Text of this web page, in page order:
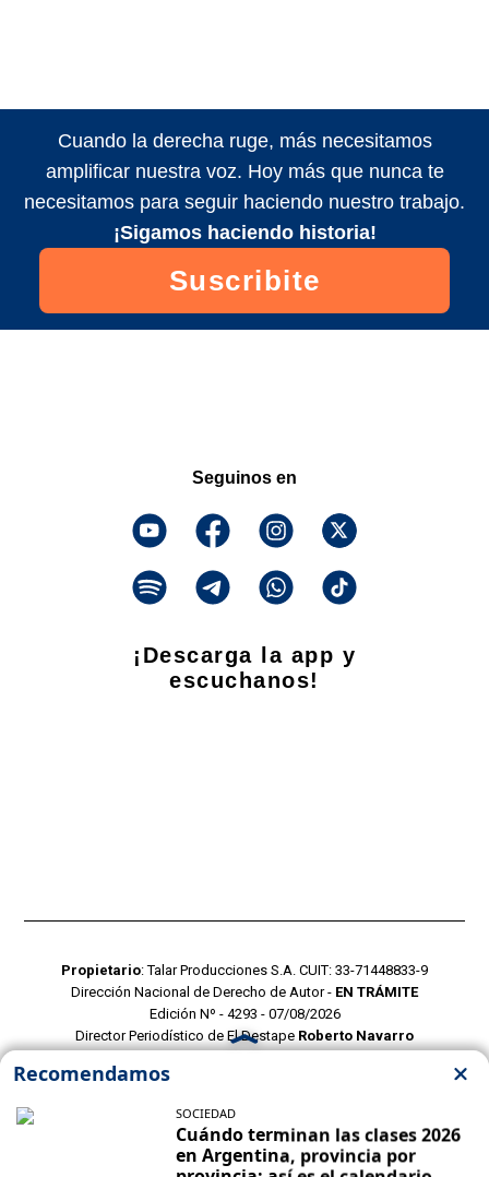
Cuando la derecha ruge, más necesitamos
amplificar nuestra voz. Hoy más que nunca te
necesitamos para seguir haciendo nuestro trabajo.
¡Sigamos haciendo historia!
Suscribite
Seguinos en
¡Descarga la app y
escuchanos!
Propietario: Talar Producciones S.A. CUIT: 33-71448833-9
Dirección Nacional de Derecho de Autor - EN TRÁMITE
Edición Nº - 4293 - 07/08/2026
Director Periodístico de El Destape Roberto Navarro
POLITICAS DE PRIVACIDAD
CONTACTO COMERCIAL
CONTACTO EDITORIAL